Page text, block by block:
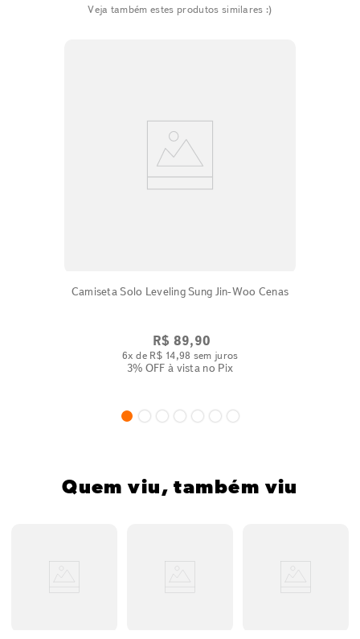
Veja também estes produtos similares :)
Camiseta Solo Leveling Sung Jin-Woo Cenas
R$ 89,90
6x de R$ 14,98 sem juros
3% OFF à vista no Pix
Quem viu, também viu